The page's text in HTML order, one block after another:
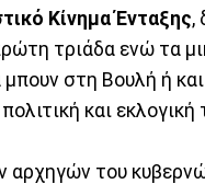
Κίνημα Ένταξης,
τριάδα ενώ τα
μπουν στη Βουλή ή
και εκλογική
αρχηγών του